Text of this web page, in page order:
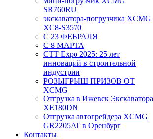
SR760RU
экскаватора-погрузчика XCMG
XC8-S3570
С 23 ФЕВРАЛЯ
С 8 МАРТА
CTT Expo 2025: 25 лет
инноваций в строительной
индустрии
РОЗЫГРЫШ ПРИЗОВ ОТ
XCMG
Отгрузка в Ижевск Экскаватора
XE180DN
Отгрузка автогрейдера XCMG
GR2205AT в Оренбург
Контакты